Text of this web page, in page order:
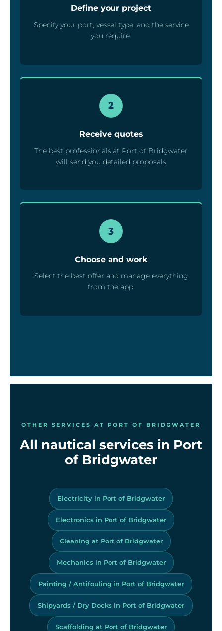
Define your project
Specify your port, vessel type, and the service
you require.
2
Receive quotes
The best professionals at Port of Bridgwater
will send you detailed proposals
3
Choose and work
Select the best offer and manage everything
from the app.
OTHER SERVICES AT PORT OF BRIDGWATER
All nautical services in Port
of Bridgwater
Electricity in Port of Bridgwater
Electronics in Port of Bridgwater
Cleaning at Port of Bridgwater
Mechanics in Port of Bridgwater
Painting / Antifouling in Port of Bridgwater
Shipyards / Dry Docks in Port of Bridgwater
Scaffolding at Port of Bridgwater